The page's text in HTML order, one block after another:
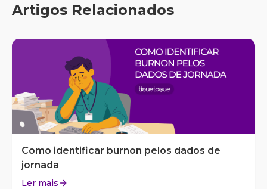
Artigos Relacionados
Como identificar burnon pelos dados de
jornada
Ler mais